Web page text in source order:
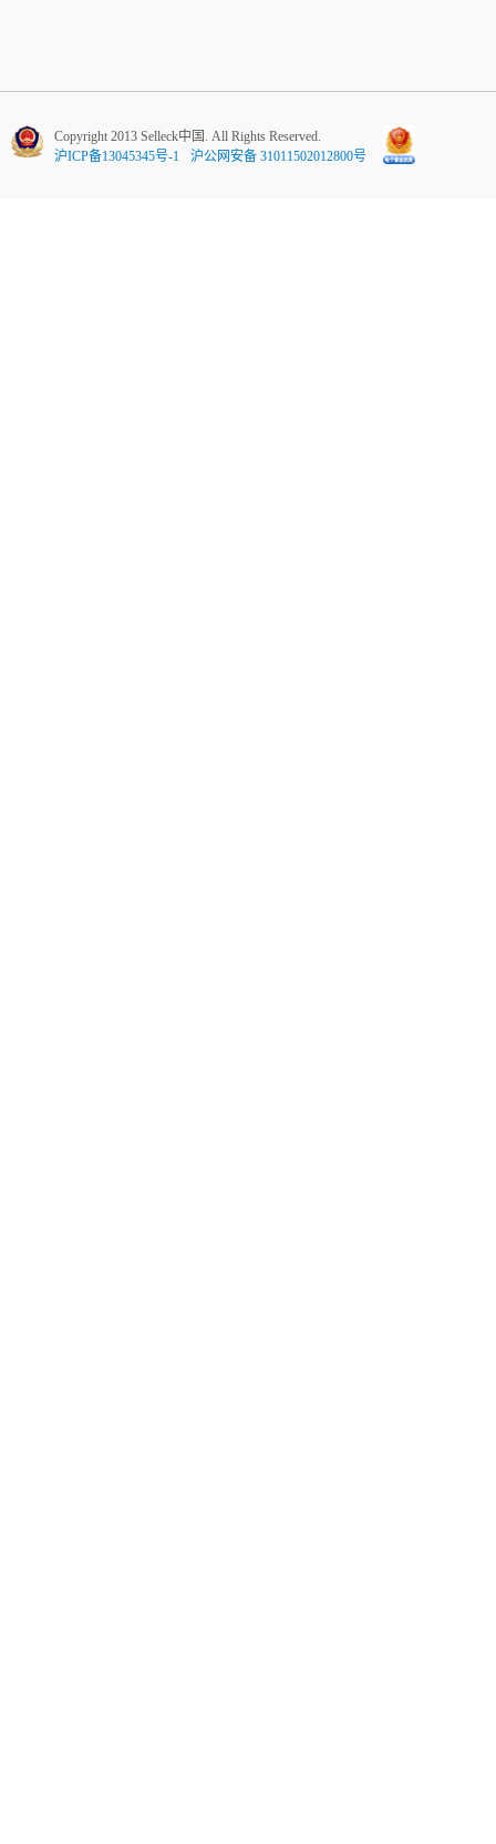
Copyright 2013 Selleck中国. All Rights Reserved.
沪ICP备13045345号-1
沪公网安备 31011502012800号